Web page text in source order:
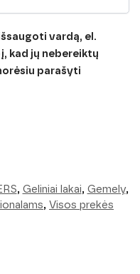
vardą, el.
kad jų nebereiktų
parašyti
, Geliniai lakai, Gemely,
, Visos prekės